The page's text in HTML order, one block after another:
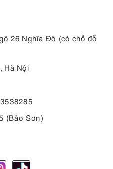
26 Nghĩa Đô (có chỗ đỗ
Hà Nội
(Bảo Sơn)